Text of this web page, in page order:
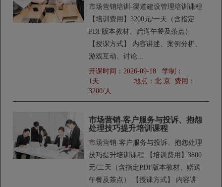
市场营销培训-渠道建设管理培训课程
【培训费用】3200元/一天（含指定
PDF版本教材、赠送午餐及茶点）
【授课方式】 内容讲述、案例分析、
游戏互动、讨论...
开课时间： 2026-09-18学制：
1天
地点： 北 京费用：
3200/人
市场营销-客户服务与投诉、抱怨
处理技巧提升培训课程
市场营销-客户服务与投诉、抱怨处理
技巧提升培训课程 【培训费用】3800
元/二天（含指定PDF版本教材、赠送
午餐及茶点） 【授课方式】 内容讲